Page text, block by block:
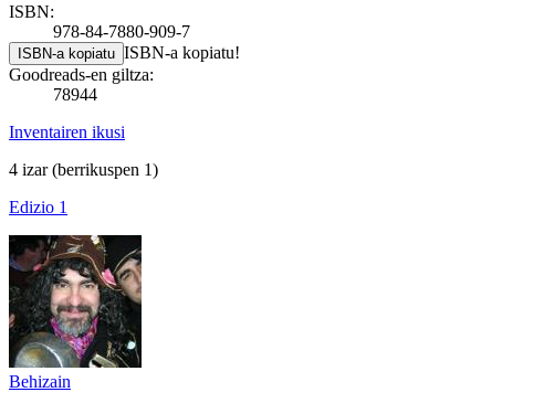
ISBN:
978-84-7880-909-7
ISBN-a kopiatu ISBN-a kopiatu!
Goodreads-en giltza:
78944
Inventairen ikusi
4 izar(berrikuspen 1)
Edizio 1
Behizain